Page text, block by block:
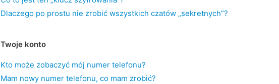
Dlaczego po prostu nie zrobić wszystkich czatów „sekretnych”?
Twoje konto
Kto może zobaczyć mój numer telefonu?
Mam nowy numer telefonu, co mam zrobić?